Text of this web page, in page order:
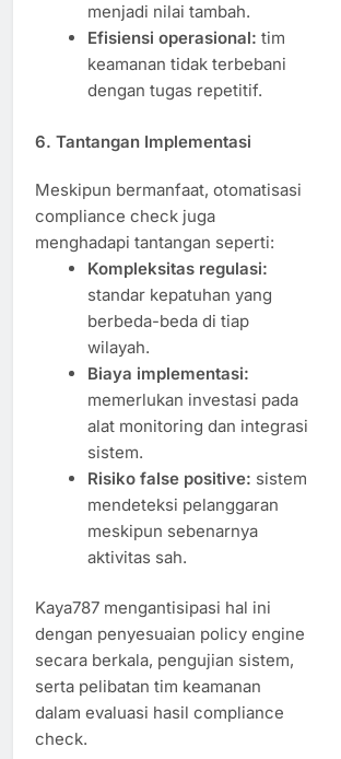
menjadi nilai tambah.
Efisiensi operasional: tim
keamanan tidak terbebani
dengan tugas repetitif.
6. Tantangan Implementasi
Meskipun bermanfaat, otomatisasi
compliance check juga
menghadapi tantangan seperti:
Kompleksitas regulasi:
standar kepatuhan yang
berbeda-beda di tiap
wilayah.
Biaya implementasi:
memerlukan investasi pada
alat monitoring dan integrasi
sistem.
Risiko false positive: sistem
mendeteksi pelanggaran
meskipun sebenarnya
aktivitas sah.
Kaya787 mengantisipasi hal ini
dengan penyesuaian policy engine
secara berkala, pengujian sistem,
serta pelibatan tim keamanan
dalam evaluasi hasil compliance
check.